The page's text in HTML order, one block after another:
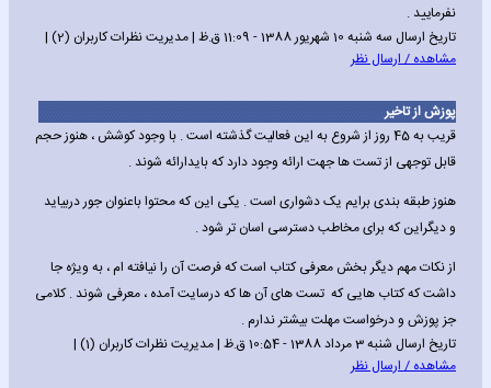
نفرمایید .
تاریخ ارسال سه شنبه 10 شهریور 1388 - 11:09 ق.ظ | مدیریت نظرات کاربران (2) |
مشاهده / ارسال نظر
پوزش از تاخیر
قریب به 45 روز از شروع به این فعالیت گذشته است . با وجود کوشش ، هنوز حجم
قابل توجهی از تست ها جهت ارائه وجود دارد که بایدارائه شوند .
هنوز طبقه بندی برایم یک دشواری است . یکی این که محتوا باعنوان جور دربیاید
و دیگراین که برای مخاطب دسترسی اسان تر شود .
از نکات مهم دیگر بخش معرفی کتاب است که فرصت آن را نیافته ام ، به ویژه جا
داشت که کتاب هایی که تست های آن ها که درسایت آمده ، معرفی شوند . کلامی
جز پوزش و درخواست مهلت بیشتر ندارم .
تاریخ ارسال شنبه 3 مرداد 1388 - 10:54 ق.ظ | مدیریت نظرات کاربران (1) |
مشاهده / ارسال نظر